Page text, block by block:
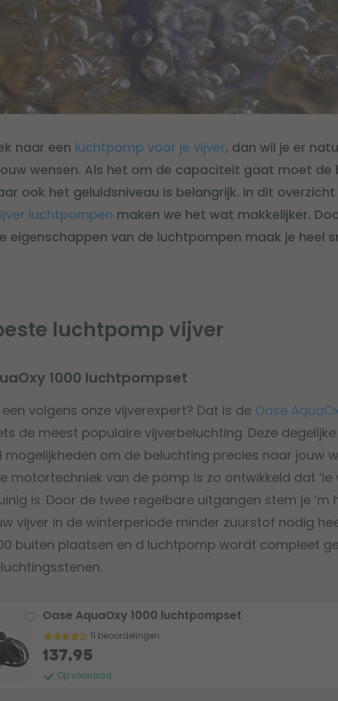
naar een luchtpomp voor je vijver, dan wil je er
wensen. Als het om de capaciteit gaat moet de
ook het geluidsniveau is belangrijk. In dit
luchtpompen maken we het wat makkelijker.
eigenschappen van de luchtpompen maak je heel
luchtpomp vijver
1000 luchtpompset
volgens onze vijverexpert? Dat is de Oase
de meest populaire vijverbeluchting. Deze
mogelijkheden om de beluchting precies naar jouw
motortechniek van de pomp is zo ontwikkeld dat
is. Door de twee regelbare uitgangen stem je ‘m
vijver in de winterperiode minder zuurstof nodig
buiten plaatsen en d luchtpomp wordt compleet
Oase AquaOxy 1000 luchtpompset
11 beoordelingen
Op voorraad
137,95